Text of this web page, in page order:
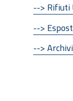
--> Rifiuti
-->
-->